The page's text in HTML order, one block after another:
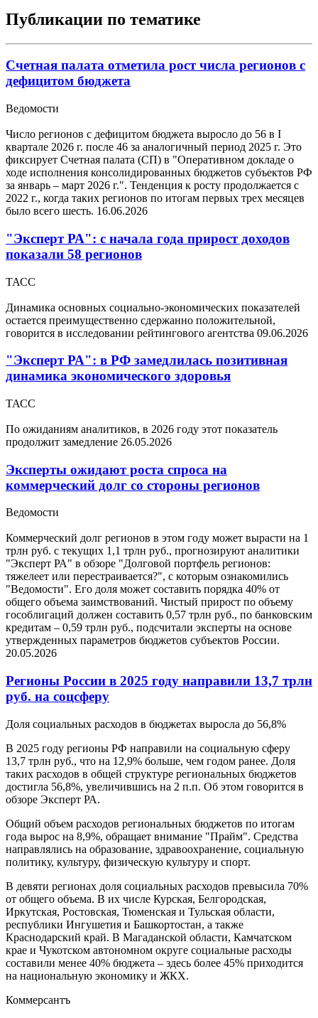
Публикации по тематике
Счетная палата отметила рост числа регионов с
дефицитом бюджета
Ведомости
Число регионов с дефицитом бюджета выросло до 56 в I
квартале 2026 г. после 46 за аналогичный период 2025 г. Это
фиксирует Счетная палата (СП) в "Оперативном докладе о
ходе исполнения консолидированных бюджетов субъектов РФ
за январь – март 2026 г.". Тенденция к росту продолжается с
2022 г., когда таких регионов по итогам первых трех месяцев
было всего шесть. 16.06.2026
"Эксперт РА": с начала года прирост доходов
показали 58 регионов
ТАСС
Динамика основных социально-экономических показателей
остается преимущественно сдержанно положительной,
говорится в исследовании рейтингового агентства 09.06.2026
"Эксперт РА": в РФ замедлилась позитивная
динамика экономического здоровья
ТАСС
По ожиданиям аналитиков, в 2026 году этот показатель
продолжит замедление 26.05.2026
Эксперты ожидают роста спроса на
коммерческий долг со стороны регионов
Ведомости
Коммерческий долг регионов в этом году может вырасти на 1
трлн руб. с текущих 1,1 трлн руб., прогнозируют аналитики
"Эксперт РА" в обзоре "Долговой портфель регионов:
тяжелеет или перестраивается?", с которым ознакомились
"Ведомости". Его доля может составить порядка 40% от
общего объема заимствований. Чистый прирост по объему
гособлигаций должен составить 0,57 трлн руб., по банковским
кредитам – 0,59 трлн руб., подсчитали эксперты на основе
утвержденных параметров бюджетов субъектов России.
20.05.2026
Регионы России в 2025 году направили 13,7 трлн
руб. на соцсферу
Доля социальных расходов в бюджетах выросла до 56,8%
В 2025 году регионы РФ направили на социальную сферу
13,7 трлн руб., что на 12,9% больше, чем годом ранее. Доля
таких расходов в общей структуре региональных бюджетов
достигла 56,8%, увеличившись на 2 п.п. Об этом говорится в
обзоре Эксперт РА.
Общий объем расходов региональных бюджетов по итогам
года вырос на 8,9%, обращает внимание "Прайм". Средства
направлялись на образование, здравоохранение, социальную
политику, культуру, физическую культуру и спорт.
В девяти регионах доля социальных расходов превысила 70%
от общего объема. В их числе Курская, Белгородская,
Иркутская, Ростовская, Тюменская и Тульская области,
республики Ингушетия и Башкортостан, а также
Краснодарский край. В Магаданской области, Камчатском
крае и Чукотском автономном округе социальные расходы
составили менее 40% бюджета – здесь более 45% приходится
на национальную экономику и ЖКХ.
Коммерсантъ